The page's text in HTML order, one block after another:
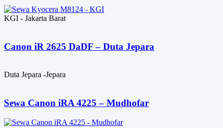
KGI - Jakarta Barat
Canon iR 2625 DaDF – Duta Jepara
Duta Jepara -Jepara
Sewa Canon iRA 4225 – Mudhofar